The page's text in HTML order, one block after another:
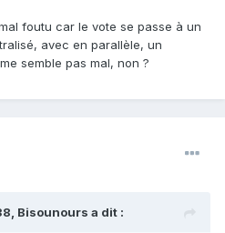
foutu car le vote se passe à un
avec en parallèle, un
semble pas mal, non ?
Bisounours a dit :